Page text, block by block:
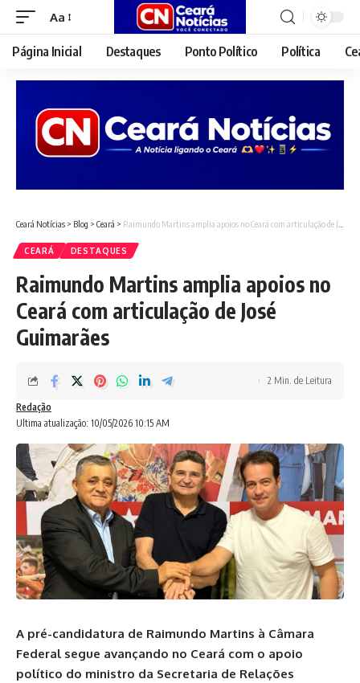
Font
Resizer
Aa
Página Inicial Destaques Ponto Político Política
Ceará Notícias > Blog > Ceará > Raimundo Martins amplia apoios no Ceará com articulação de José Guimarães
CEARÁ DESTAQUES
Raimundo Martins amplia apoios no
Ceará com articulação de José
Guimarães
Ultima atualização: 10/05/2026 10:15 AM
Redação
2 Min. de Leitura
A pré-candidatura de Raimundo Martins à Câmara
Federal segue avançando no Ceará com o apoio
político do ministro da Secretaria de Relações